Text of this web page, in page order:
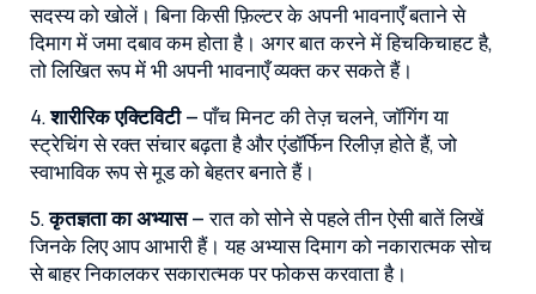
सदस्य को खोलें। बिना किसी फ़िल्टर के अपनी भावनाएँ बताने से
दिमाग में जमा दबाव कम होता है। अगर बात करने में हिचकिचाहट है,
तो लिखित रूप में भी अपनी भावनाएँ व्यक्त कर सकते हैं।
4.शारीरिक एक्टिविटी– पाँच मिनट की तेज़ चलने, जॉगिंग या
स्ट्रेचिंग से रक्त संचार बढ़ता है और एंडॉर्फिन रिलीज़ होते हैं, जो
स्वाभाविक रूप से मूड को बेहतर बनाते हैं।
5.कृतज्ञता का अभ्यास– रात को सोने से पहले तीन ऐसी बातें लिखें
जिनके लिए आप आभारी हैं। यह अभ्यास दिमाग को नकारात्मक सोच
से बाहर निकालकर सकारात्मक पर फोकस करवाता है।